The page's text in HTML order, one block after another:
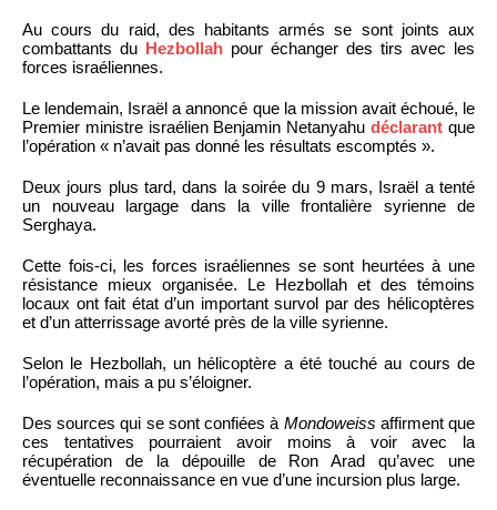
Au cours du raid, des habitants armés se sont joints aux
combattants du Hezbollah pour échanger des tirs avec les
forces israéliennes.
Le lendemain, Israël a annoncé que la mission avait échoué, le
Premier ministre israélien Benjamin Netanyahudéclarant que
l’opération « n’avait pas donné les résultats escomptés ».
Deux jours plus tard, dans la soirée du 9 mars, Israël a tenté
un nouveau largage dans la ville frontalière syrienne de
Serghaya.
Cette fois-ci, les forces israéliennes se sont heurtées à une
résistance mieux organisée. Le Hezbollah et des témoins
locaux ont fait état d’un important survol par des hélicoptères
et d’un atterrissage avorté près de la ville syrienne.
Selon le Hezbollah, un hélicoptère a été touché au cours de
l’opération, mais a pu s’éloigner.
Des sources qui se sont confiées à Mondoweiss affirment que
ces tentatives pourraient avoir moins à voir avec la
récupération de la dépouille de Ron Arad qu’avec une
éventuelle reconnaissance en vue d’une incursion plus large.